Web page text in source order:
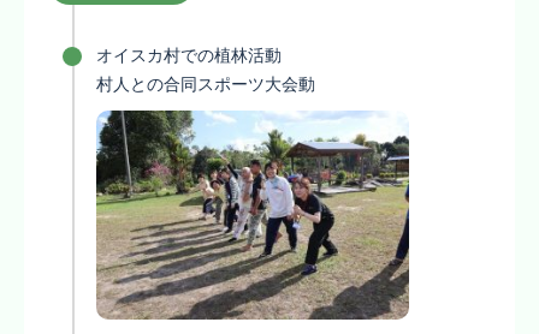
オイスカ村での植林活動
村人との合同スポーツ大会動